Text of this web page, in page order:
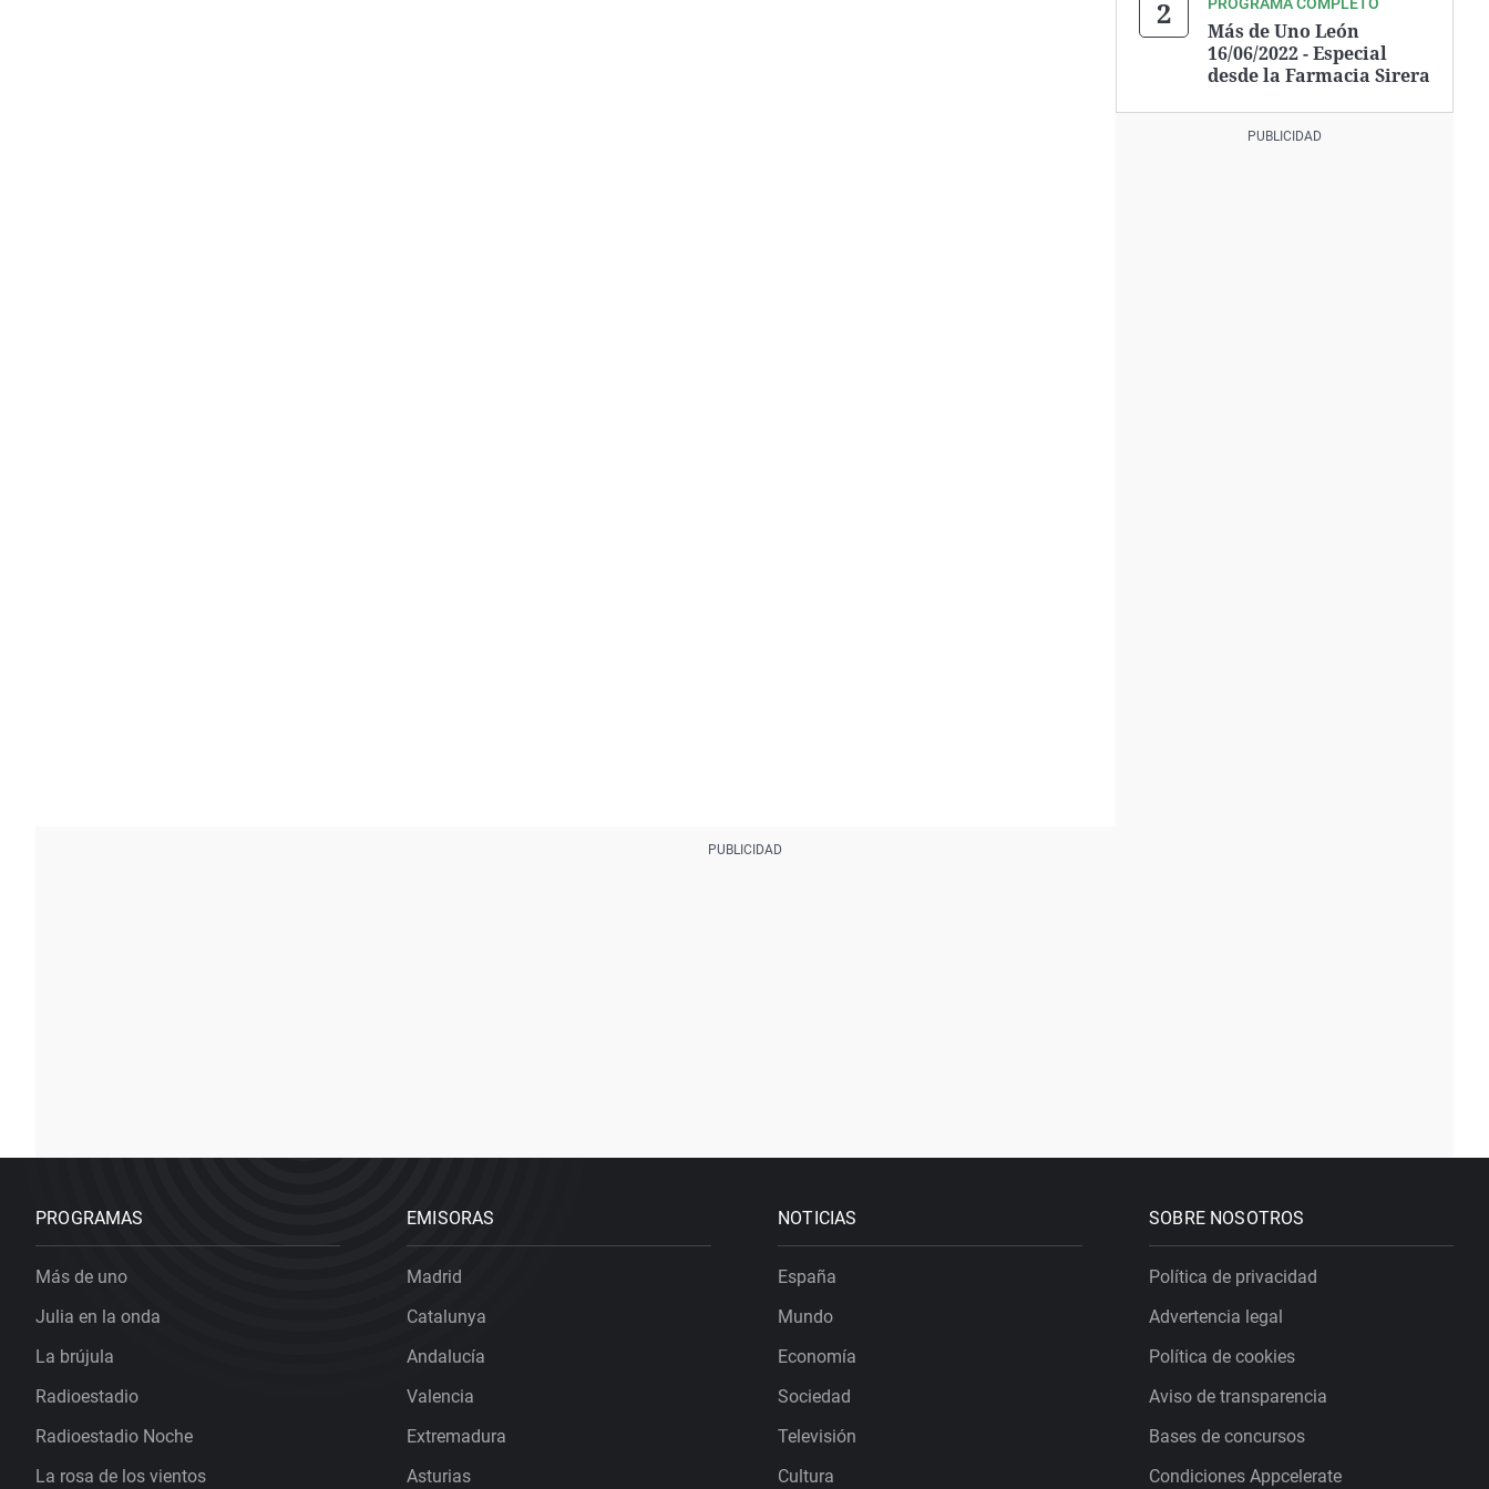
Más de Uno León
16/06/2022 - Especial
desde la Farmacia Sirera
PROGRAMAS
Más de uno
Julia en la onda
La brújula
Radioestadio
Radioestadio Noche
La rosa de los vientos
EMISORAS
Madrid
Catalunya
Andalucía
Valencia
Extremadura
Asturias
NOTICIAS
España
Mundo
Economía
Sociedad
Televisión
Cultura
SOBRE NOSOTROS
Política de privacidad
Advertencia legal
Política de cookies
Aviso de transparencia
Bases de concursos
Condiciones Appcelerate